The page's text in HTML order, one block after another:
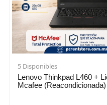
5 Disponibles
Lenovo Thinkpad L460 + Licencia
Mcafee (Reacondicionada)